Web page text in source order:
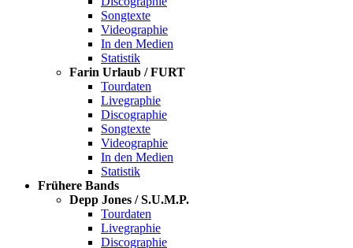
Songtexte
Videographie
In den Medien
Statistik
Farin Urlaub / FURT
Tourdaten
Livegraphie
Discographie
Songtexte
Videographie
In den Medien
Statistik
Frühere Bands
Depp Jones / S.U.M.P.
Tourdaten
Livegraphie
Discographie